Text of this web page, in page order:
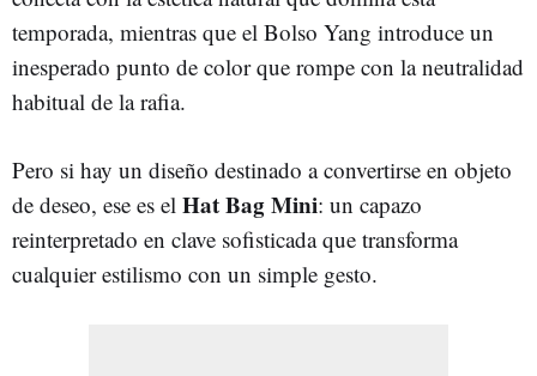
temporada, mientras que el Bolso Yang introduce un
inesperado punto de color que rompe con la neutralidad
habitual de la rafia.
Pero si hay un diseño destinado a convertirse en objeto
de deseo, ese es el Hat Bag Mini: un capazo
reinterpretado en clave sofisticada que transforma
cualquier estilismo con un simple gesto.